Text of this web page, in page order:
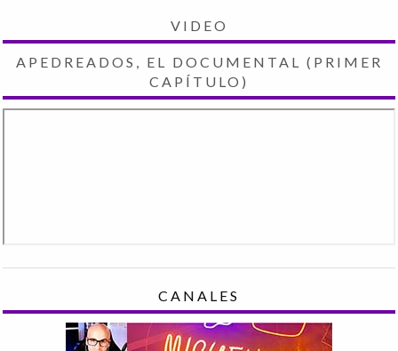
VIDEO
APEDREADOS, EL DOCUMENTAL (PRIMER
CAPÍTULO)
CANALES